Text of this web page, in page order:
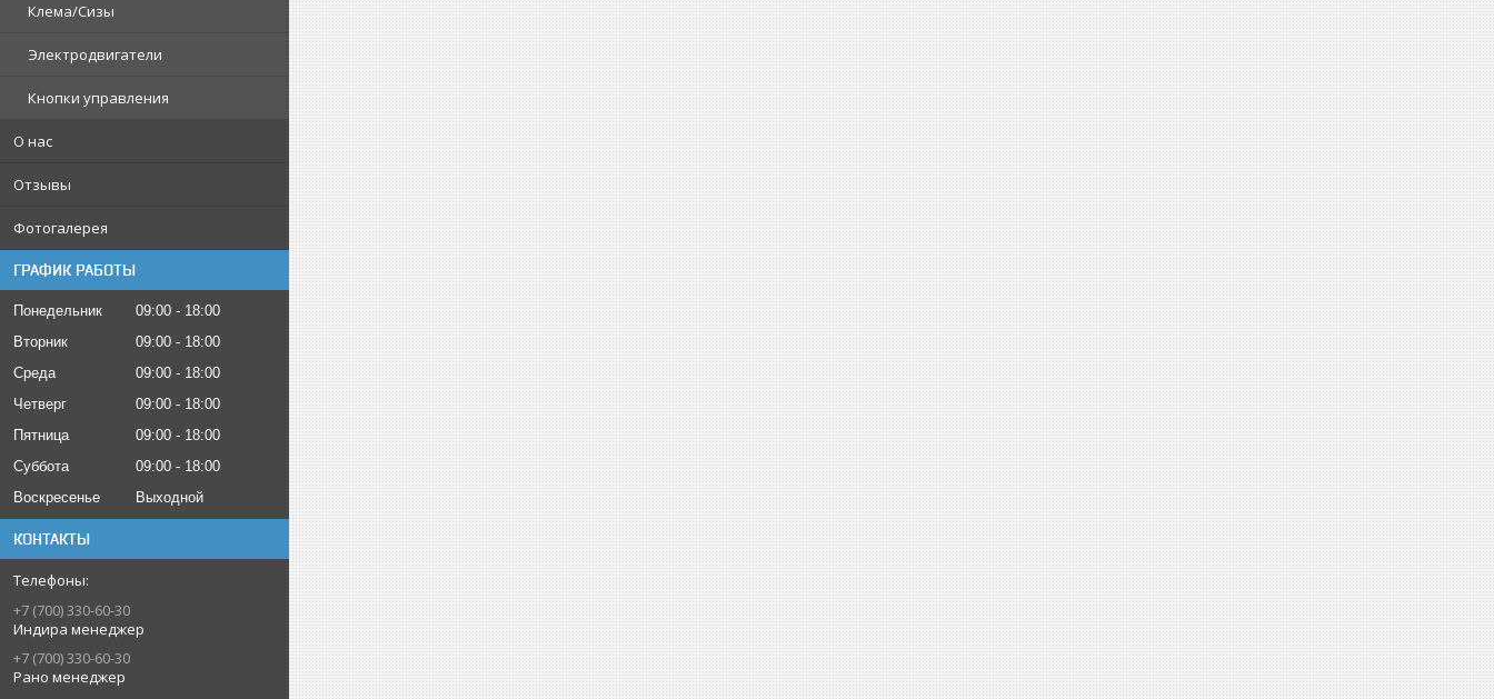
Клема/Сизы
Электродвигатели
Кнопки управления
О нас
Отзывы
Фотогалерея
ГРАФИК РАБОТЫ
Понедельник 09:00
18:00
Вторник
09:00
18:00
Среда
09:00
18:00
Четверг
09:00
18:00
Пятница
09:00
18:00
Суббота
09:00
18:00
Воскресенье
Выходной
КОНТАКТЫ
+7 (700) 330-60-30
Индира менеджер
+7 (700) 330-60-30
Рано менеджер